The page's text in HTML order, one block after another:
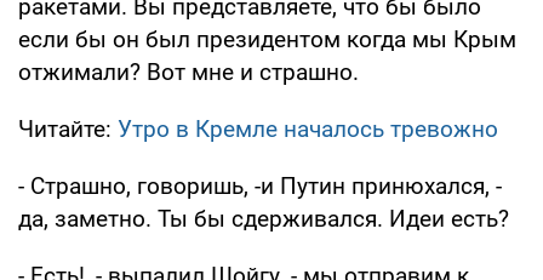
ракетами. Вы представляете, что бы было
если бы он был президентом когда мы Крым
отжимали? Вот мне и страшно.
Читайте: Утро в Кремле началось тревожно
- Страшно, говоришь, -и Путин принюхался, -
да, заметно. Ты бы сдерживался. Идеи есть?